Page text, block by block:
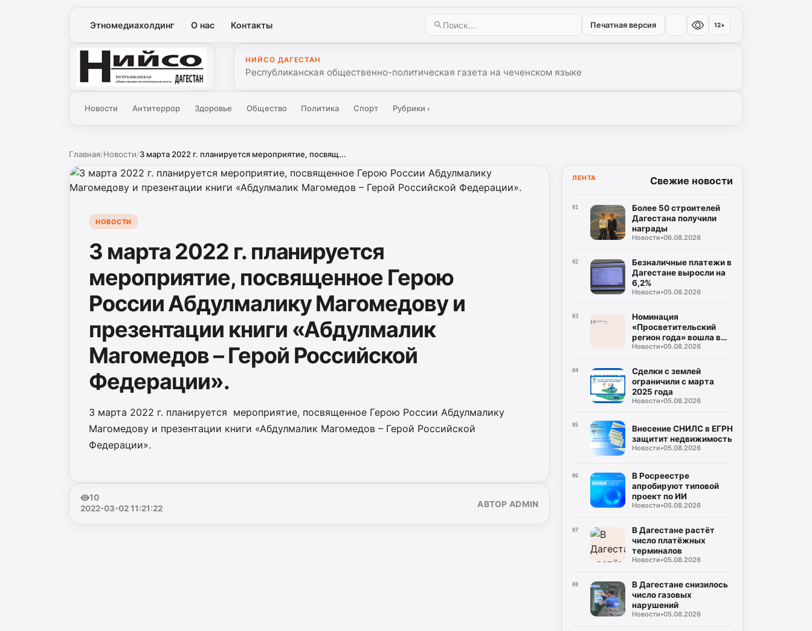
Этномедиахолдинг О нас Контакты Печатная версия 12+
Нийсо
НИЙСО ДАГЕСТАН
Республиканская общественно-политическая газета на чеченском языке
Новости Антитеррор Здоровье Общество Политика Спорт Рубрики ▾
Главная/Новости/3 марта 2022 г. планируется мероприятие, посвящ...
НОВОСТИ
3 марта 2022 г. планируется
мероприятие, посвященное Герою
России Абдулмалику Магомедову и
презентации книги «Абдулмалик
Магомедов – Герой Российской
Федерации».
3 марта 2022 г. планируется мероприятие, посвященное Герою России Абдулмалику
Магомедову и презентации книги «Абдулмалик Магомедов – Герой Российской
Федерации».
10
2022-03-02 11:21:22
АВТОР ADMIN
ЛЕНТА Свежие новости
01
Более 50 строителей
Дагестана получили
награды
Новости•06.08.2026
02
Безналичные платежи в
Дагестане выросли на
6,2%
Новости•05.08.2026
03
Номинация
«Просветительский
регион года» вошла в
премию «Знание»
Новости•05.08.2026
04
Сделки с землей
ограничили с марта
2025 года
Новости•05.08.2026
05
Внесение СНИЛС в ЕГРН
защитит недвижимость
Новости•05.08.2026
06
В Росреестре
апробируют типовой
проект по ИИ
Новости•05.08.2026
07
В Дагестане растёт
число платёжных
терминалов
Новости•05.08.2026
08
В Дагестане снизилось
число газовых
нарушений
Новости•05.08.2026